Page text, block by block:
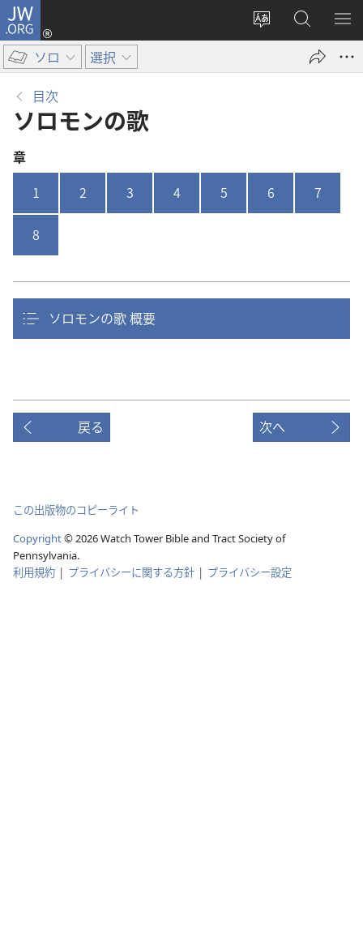
JW.ORG
サ
ト
変
え
る
ロ
グ
ン
ブ
開
JW.ORG
の
検
メ
を
ソロ 選択
目次
ソロモン​の​歌
章
1
2 3 4 5 6 7
8
ソロモンの歌 概要
戻る 次へ
この出版物のコピーライト
Copyright© 2026 Watch Tower Bible and Tract Society of
Pennsylvania.
利用規約 | プライバシーに関する方針 | プライバシー設定